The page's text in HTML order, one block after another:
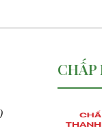
CHẤP